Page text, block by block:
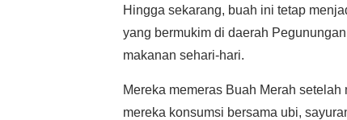
Hingga sekarang, buah ini tetap
yang bermukim di daerah
makanan sehari-hari.
Mereka memeras Buah Merah
mereka konsumsi bersama ubi,